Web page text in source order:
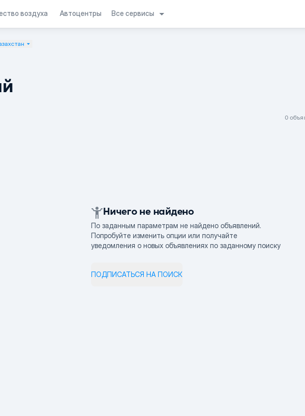
воздуха Автоцентры Все сервисы
0
Ничего не найдено
По заданным параметрам не найдено объявлений.
Попробуйте изменить опции или получайте
уведомления о новых объявлениях по заданному поиску
ПОДПИСАТЬСЯ НА ПОИСК